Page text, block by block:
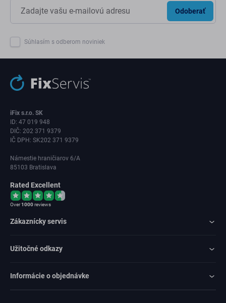
Odoberať
Súhlasím s odberom noviniek
iFix s.r.o. SK
ID: 47 019 948
DIČ: 202 371 9379
IČ DPH: SK202 371 9379
Námestie hraničiarov 6/A
85103 Bratislava
Rated Excellent
Over1000reviews
Zákaznícky servis
Užitočné odkazy
Informácie o objednávke